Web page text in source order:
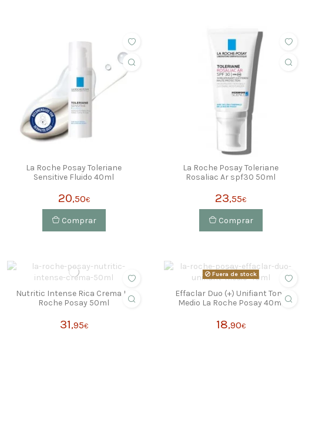
La Roche Posay Toleriane
Sensitive Fluido 40ml
20,50€
Comprar
La Roche Posay Toleriane
Rosaliac Ar spf30 50ml
23,55€
Comprar
Nutritic Intense Rica Crema La
Roche Posay 50ml
31,95€
Fuera de stock
Effaclar Duo (+) Unifiant Tono
Medio La Roche Posay 40ml
18,90€